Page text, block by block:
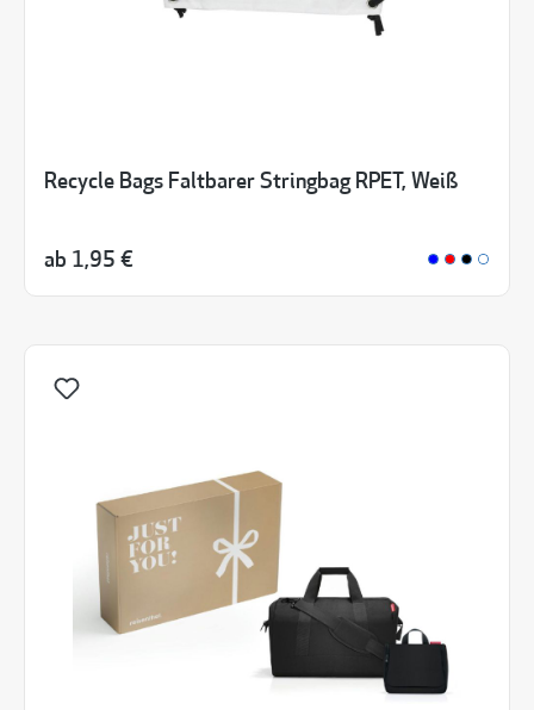
Recycle Bags Faltbarer Stringbag RPET, Weiß
ab 1,95 €